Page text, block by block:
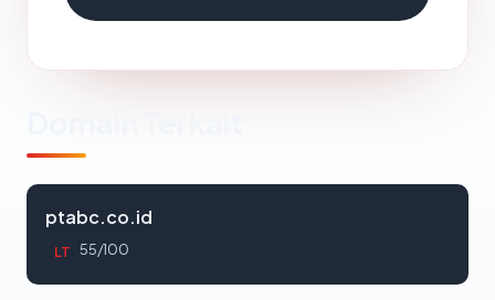
ptabc.co.id
LT 55/100